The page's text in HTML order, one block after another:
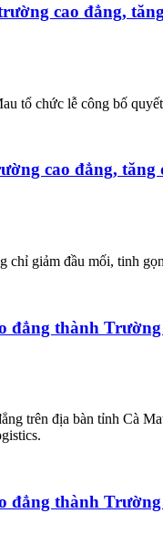
cao đẳng,
tổ chức lễ công bố
cao đẳng,
chỉ giảm đầu mối, tinh
đẳng thành
trên địa bàn tỉnh Cà
đẳng thành